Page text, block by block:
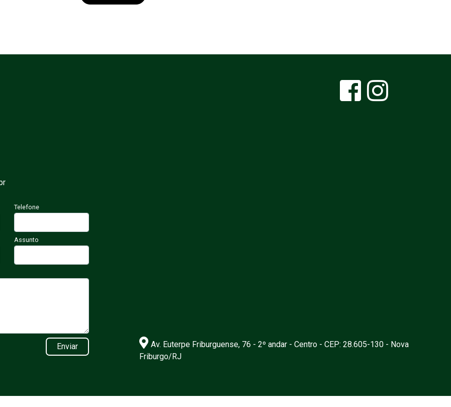
Telefone
Assunto
Enviar
Av. Euterpe Friburguense, 76 - 2º andar - Centro - CEP: 28.605-130 - Nova
Friburgo/RJ